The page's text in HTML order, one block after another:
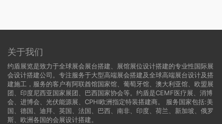
关于我们
约盾展览是致力于全球展会展台搭建、展馆展位设计搭建的专业性国际展
会设计搭建公司。专注服务于大型高端展会搭建及全球高端展台设计及搭
建施工，服务的客户有阿联酋馆国家馆、葡萄牙馆、澳大利亚馆、欧盟展
团、印度尼西亚国家展团、巴西国家协会等。约盾是CEMF医疗展、消博
会、进博会、光伏能源展、CPHI欧洲指定特装搭建商。 服务国家包括:美
国
德国 、迪拜、英国、法国、巴西、南非、印度、荷兰、新加坡、俄罗
斯、欧洲各国的会展设计搭建。